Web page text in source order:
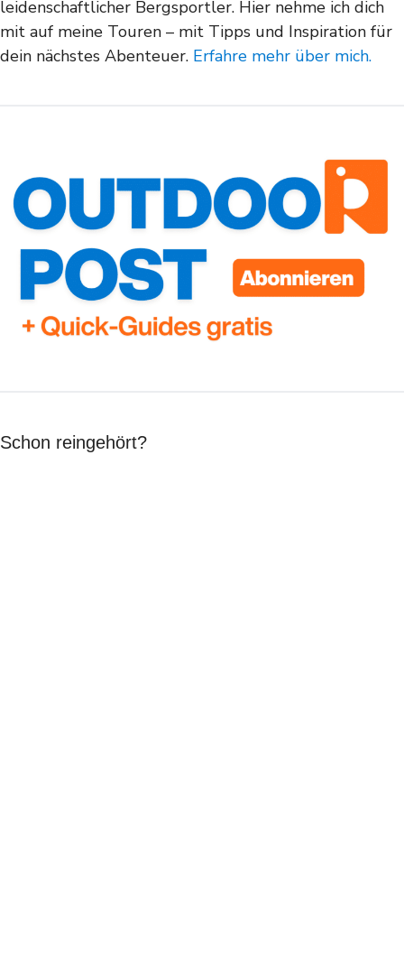
leidenschaftlicher Bergsportler. Hier nehme ich dich
mit auf meine Touren – mit Tipps und Inspiration für
dein nächstes Abenteuer. Erfahre mehr über mich.
Schon reingehört?